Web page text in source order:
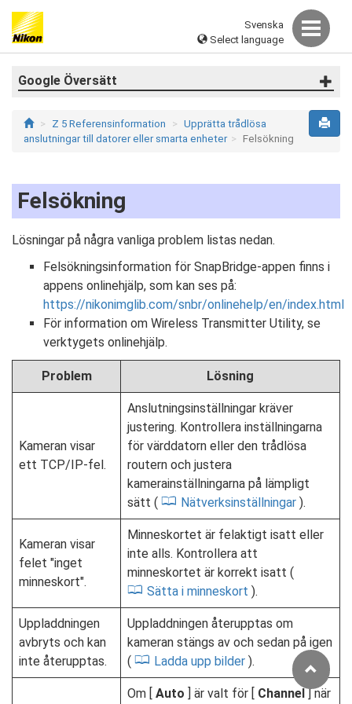
Svenska
Select language
Google Översätt
Z 5 Referensinformation
Upprätta trådlösa
anslutningar till datorer eller smarta enheter
Felsökning
Felsökning
Lösningar på några vanliga problem listas nedan.
Felsökningsinformation för SnapBridge-appen finns i
appens onlinehjälp, som kan ses på:
https://nikonimglib.com/snbr/onlinehelp/en/index.html
För information om Wireless Transmitter Utility, se
verktygets onlinehjälp.
Problem Lösning
Kameran visar
ett TCP/IP-fel.
Anslutningsinställningar kräver
justering. Kontrollera inställningarna
för värddatorn eller den trådlösa
routern och justera
kamerainställningarna på lämpligt
sätt (
Nätverksinställningar ).
Kameran visar
felet "inget
minneskort".
Minneskortet är felaktigt isatt eller
inte alls. Kontrollera att
minneskortet är korrekt isatt (
Sätta i minneskort ).
Uppladdningen
avbryts och kan
inte återupptas.
Uppladdningen återupptas om
kameran stängs av och sedan på igen
(
Ladda upp bilder ).
Om [ Auto ] är valt för [ Channel] när